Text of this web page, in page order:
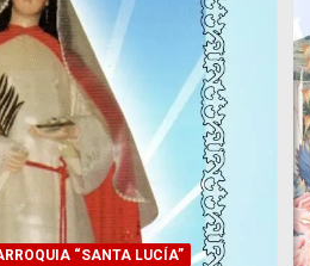
“SANTA LUCÍA”